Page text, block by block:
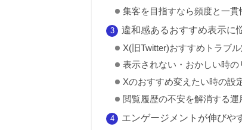
集客を目指すなら頻度と一貫
違和感あるおすすめ表示に
X(旧Twitter)おすすめトラブ
表示されない・おかしい時の
Xのおすすめ変えたい時の設
閲覧履歴の不安を解消する運
エンゲージメントが伸びや